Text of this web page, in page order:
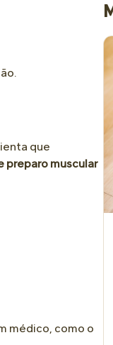
que
preparo muscular
médico, como o